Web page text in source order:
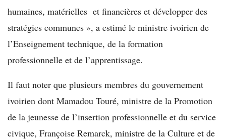
humaines, matérielles et financières et développer des
stratégies communes », a estimé le ministre ivoirien de
l’Enseignement technique, de la formation
professionnelle et de l’apprentissage.
Il faut noter que plusieurs membres du gouvernement
ivoirien dont Mamadou Touré, ministre de la Promotion
de la jeunesse de l’insertion professionnelle et du service
civique, Françoise Remarck, ministre de la Culture et de